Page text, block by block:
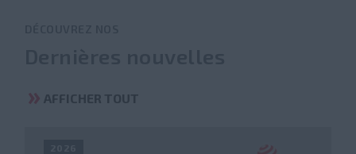
AFFICHER TOUT